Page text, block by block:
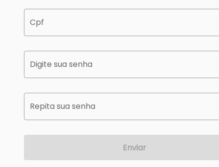
Cpf
Digite sua senha
Repita sua senha
Enviar